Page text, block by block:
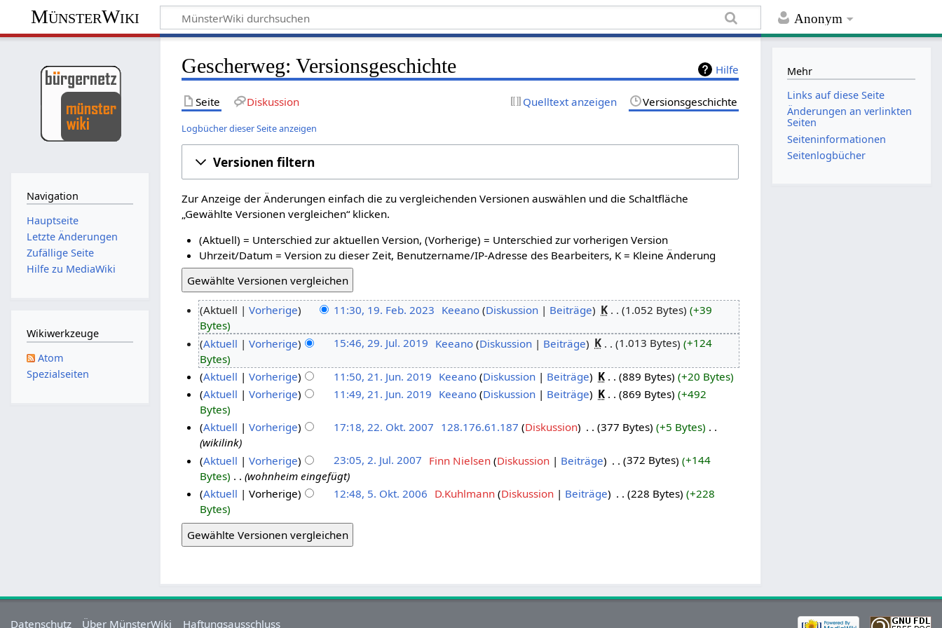
Anonym
MünsterWiki
Hilfe
Gescherweg: Versionsgeschichte
Seite Diskussion Quelltext anzeigen Versionsgeschichte
Logbücher dieser Seite anzeigen
Versionen filtern
Zur Anzeige der Änderungen einfach die zu vergleichenden Versionen auswählen und die Schaltfläche
„Gewählte Versionen vergleichen“ klicken.
(Aktuell) = Unterschied zur aktuellen Version, (Vorherige) = Unterschied zur vorherigen Version
Uhrzeit/Datum = Version zu dieser Zeit, Benutzername/IP-Adresse des Bearbeiters, K = Kleine Änderung
Aktuell Vorherige 11:30, 19. Feb. 2023 Keeano Diskussion Beiträge K 1.052 Bytes
+39
Bytes
Aktuell
Vorherige 15:46, 29. Jul. 2019 Keeano Diskussion Beiträge K 1.013 Bytes
+124
Bytes
Aktuell
Vorherige 11:50, 21. Jun. 2019 Keeano Diskussion Beiträge K 889 Bytes
+20 Bytes
Aktuell
Vorherige 11:49, 21. Jun. 2019 Keeano Diskussion Beiträge K 869 Bytes
+492
Bytes
Aktuell
Vorherige 17:18, 22. Okt. 2007 128.176.61.187 Diskussion 377 Bytes +5 Bytes
wikilink
Aktuell
Vorherige 23:05, 2. Jul. 2007 Finn Nielsen Diskussion Beiträge 372 Bytes
+144
Bytes
wohnheim eingefügt
Aktuell
Vorherige 12:48, 5. Okt. 2006 D.Kuhlmann Diskussion Beiträge 228 Bytes
+228
Bytes
Navigation
Hauptseite
Letzte Änderungen
Zufällige Seite
Hilfe zu MediaWiki
Wikiwerkzeuge
Atom
Spezialseiten
Mehr
Links auf diese Seite
Änderungen an verlinkten
Seiten
Seiten­informationen
Seitenlogbücher
Datenschutz Über MünsterWiki Haftungsausschluss